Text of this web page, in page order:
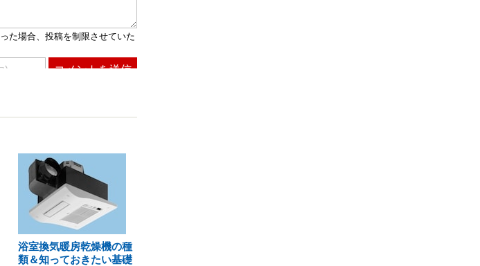
浴室換気暖房乾燥機の種
類＆知っておきたい基礎